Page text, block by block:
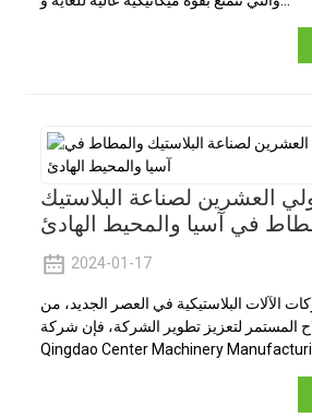
العشرين لصناعة البلاستيك
في آسيا والمحيط الهادئ
2024-01-17
الآلات البلاستيكية في العصر الجديد، من
المستمر لتعزيز تطوير الشركة، فإن شركة
Qingdao Center Machinery